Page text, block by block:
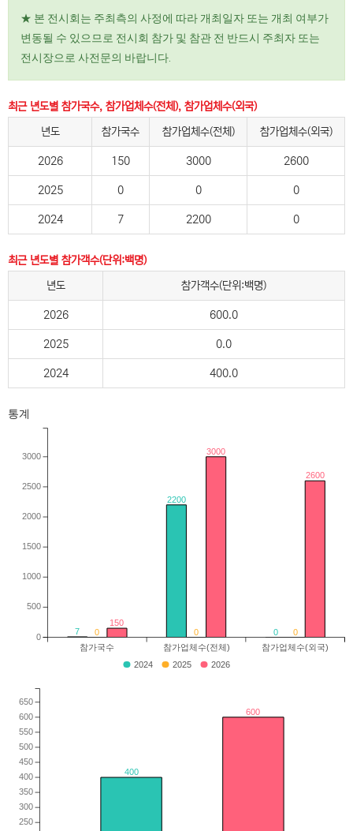
★ 본 전시회는 주최측의 사정에 따라 개최일자 또는 개최 여부가
변동될 수 있으므로 전시회 참가 및 참관 전 반드시 주최자 또는
전시장으로 사전문의 바랍니다.
최근 년도별 참가국수, 참가업체수(전체), 참가업체수(외국)
년도
참가국수 참가업체수(전체) 참가업체수(외국)
2026 150 3000 2600
2025 0 0 0
2024 7 2200 0
최근 년도별 참가객수(단위:백명)
년도
참가객수(단위:백명)
2026 600.0
2025 0.0
2024 400.0
통계
7
2200
0
0 0 0
150
3000
2600
참가국수 참가업체수(전체) 참가업체수(외국)
0
500
1000
1500
2000
2500
3000
2024 2025 2026
400
600
250
300
350
400
450
500
550
600
650